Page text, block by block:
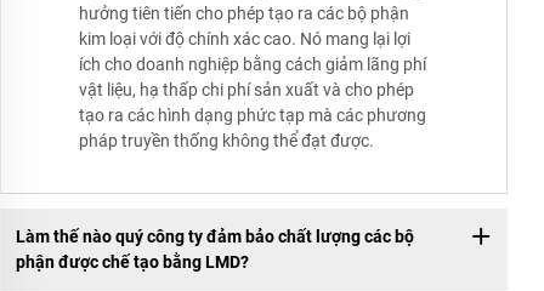
hưởng tiên tiến cho phép tạo ra các bộ phận
kim loại với độ chính xác cao. Nó mang lại lợi
ích cho doanh nghiệp bằng cách giảm lãng phí
vật liệu, hạ thấp chi phí sản xuất và cho phép
tạo ra các hình dạng phức tạp mà các phương
pháp truyền thống không thể đạt được.
Làm thế nào quý công ty đảm bảo chất lượng các bộ
phận được chế tạo bằng LMD?